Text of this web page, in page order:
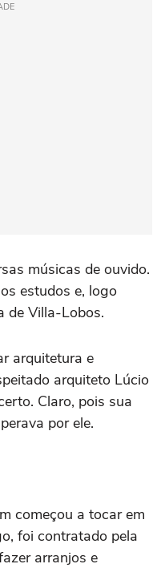
músicas de ouvido.
estudos e, logo
de Villa-Lobos.
arquitetura e
arquiteto Lúcio
Claro, pois sua
por ele.
começou a tocar em
foi contratado pela
arranjos e